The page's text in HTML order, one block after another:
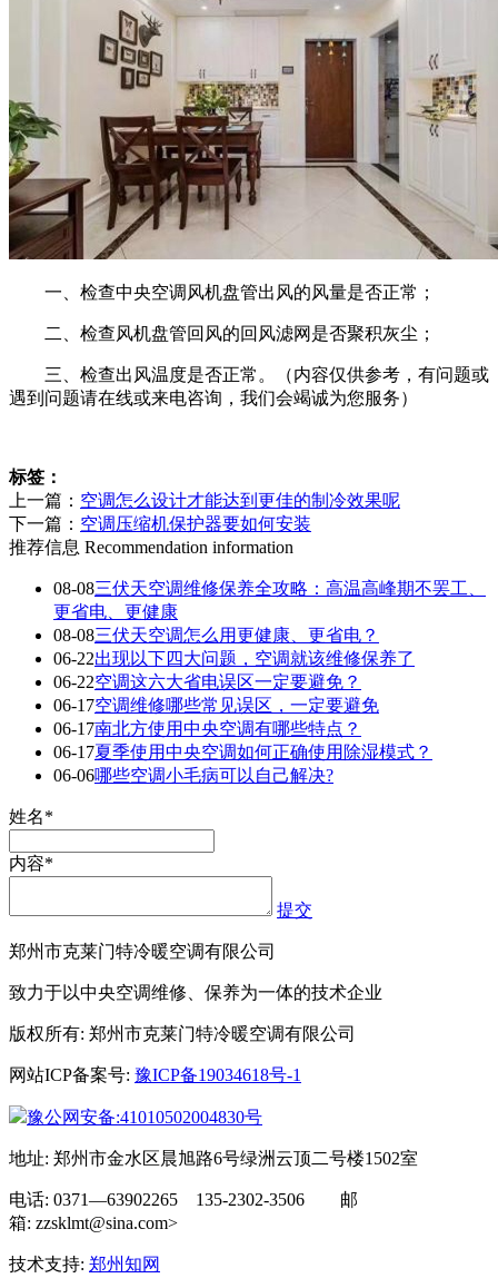
一、检查中央空调风机盘管出风的风量是否正常；
二、检查风机盘管回风的回风滤网是否聚积灰尘；
三、检查出风温度是否正常。（内容仅供参考，有问题或
遇到问题请在线或来电咨询，我们会竭诚为您服务）
标签：
上一篇： 空调怎么设计才能达到更佳的制冷效果呢
下一篇： 空调压缩机保护器要如何安装
推荐信息 Recommendation information
08-08三伏天空调维修保养全攻略：高温高峰期不罢工、
更省电、更健康
08-08三伏天空调怎么用更健康、更省电？
06-22出现以下四大问题，空调就该维修保养了
06-22空调这六大省电误区一定要避免？
06-17空调维修哪些常见误区，一定要避免
06-17南北方使用中央空调有哪些特点？
06-17夏季使用中央空调如何正确使用除湿模式？
06-06哪些空调小毛病可以自己解决?
姓名*
内容*
提交
郑州市克莱门特冷暖空调有限公司
致力于以中央空调维修、保养为一体的技术企业
版权所有: 郑州市克莱门特冷暖空调有限公司
网站ICP备案号: 豫ICP备19034618号-1
豫公网安备:41010502004830号
地址: 郑州市金水区晨旭路6号绿洲云顶二号楼1502室
电话: 0371—63902265 135-2302-3506 邮
箱: zzsklmt@sina.com>
技术支持: 郑州知网